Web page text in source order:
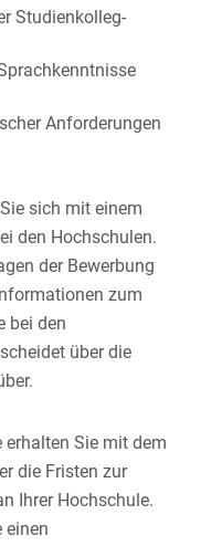
Studienkolleg-
Anforderungen
sich mit einem
den Hochschulen.
der Bewerbung
zum
bei den
über die
Sie mit dem
die Fristen zur
Ihrer Hochschule.
einen